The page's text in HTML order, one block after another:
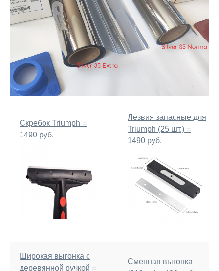
Скребок Triumph =
1490 руб.
Лезвия запасные для
Triumph (25 шт.) =
1490 руб.
Широкая выгонка с
деревянной ручкой =
Сменная выгонка